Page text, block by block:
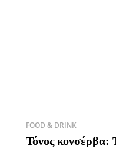
FOOD & DRINK
Τόνος κονσέρβα: